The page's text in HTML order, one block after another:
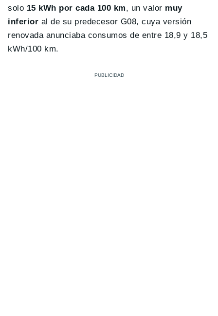
solo 15 kWh por cada 100 km, un valor muy
inferior al de su predecesor G08, cuya versión
renovada anunciaba consumos de entre 18,9 y 18,5
kWh/100 km.